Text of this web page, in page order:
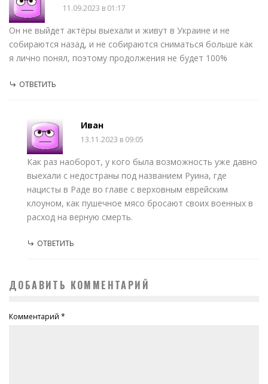
11.09.2023 в 01:17
Он не выйдет актёры выехали и живут в Украине и не
собираются назад, и не собираются сниматься больше как
я лично понял, поэтому продолжения не будет 100%
ОТВЕТИТЬ
Иван
13.11.2023 в 09:05
Как раз наоборот, у кого была возможность уже давно
выехали с недостраны под названием Руина, где
нацисты в Раде во главе с верховным еврейским
клоуном, как пушечное мясо бросают своих военных в
расход на верную смерть.
ОТВЕТИТЬ
ДОБАВИТЬ КОММЕНТАРИЙ
Комментарий *